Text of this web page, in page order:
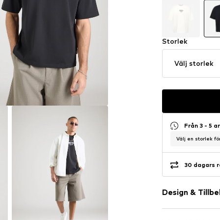
Storlek
Välj storlek
Från 3 - 5
Välj en storlek
30 dagars
Design &